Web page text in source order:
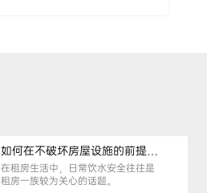
如何在不破坏房屋设施的前提下，挑选到合适的租房净水器
在租房生活中，日常饮水安全往往是
租房一族较为关心的话题。